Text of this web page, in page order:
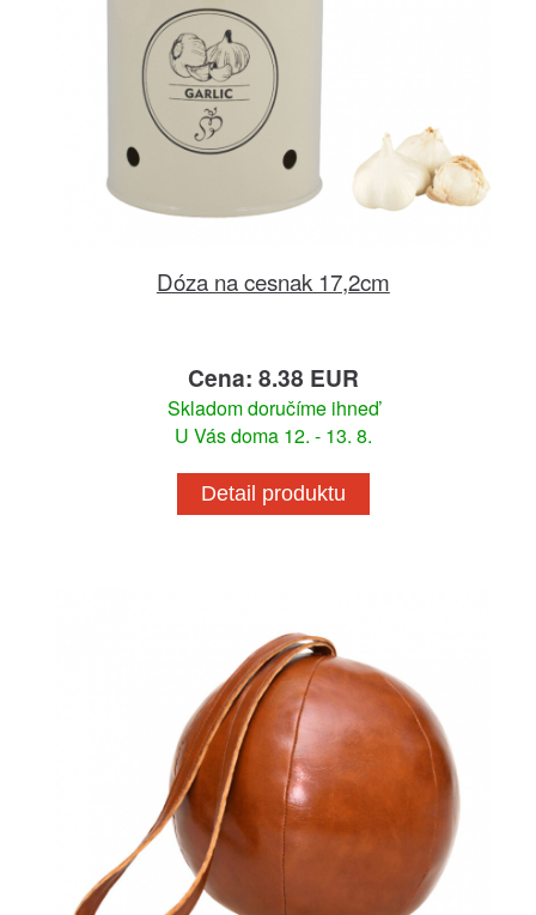
Dóza na cesnak 17,2cm
Cena: 8.38 EUR
Skladom doručíme ihneď
U Vás doma 12. - 13. 8.
Detail produktu